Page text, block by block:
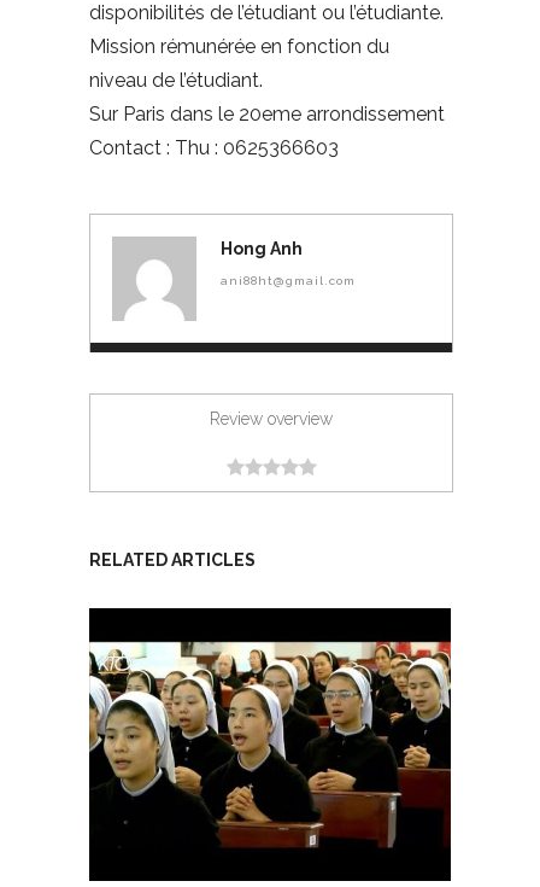
disponibilités de l’étudiant ou l’étudiante.
Mission rémunérée en fonction du
niveau de l’étudiant.
Sur Paris dans le 20eme arrondissement
Contact : Thu : 0625366603
Hong Anh
ani88ht@gmail.com
Review overview
RELATED ARTICLES